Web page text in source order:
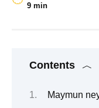
9 min
Contents
Maymun